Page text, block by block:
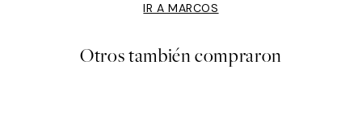
IR A MARCOS
Otros también compraron